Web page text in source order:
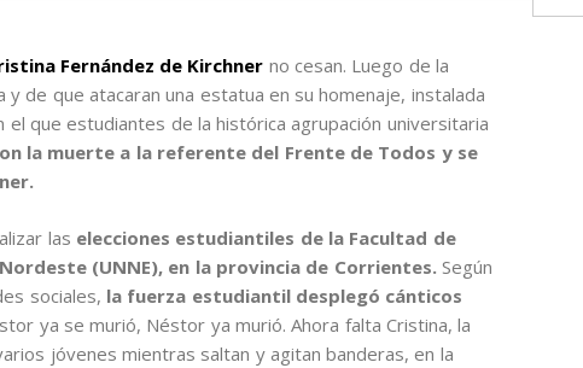
Fernández de Kirchner no cesan. Luego de la
de que atacaran una estatua en su homenaje, instalada
el que estudiantes de la histórica agrupación universitaria
la muerte a la referente del Frente de Todos y se
las elecciones estudiantiles de la Facultad de
(UNNE), en la provincia de Corrientes. Según
sociales, la fuerza estudiantil desplegó cánticos
ya se murió, Néstor ya murió. Ahora falta Cristina, la
jóvenes mientras saltan y agitan banderas, en la